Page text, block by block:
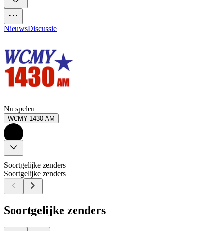
NieuwsDiscussie
Nu spelen
WCMY 1430 AM
Soortgelijke zenders
Soortgelijke zenders
Soortgelijke zenders